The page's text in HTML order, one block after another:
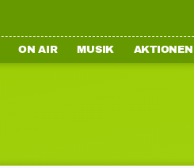
ON AIR MUSIK AKTIONEN